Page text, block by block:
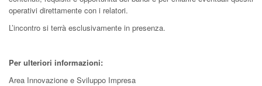
operativi direttamente con i relatori.
L’incontro si terrà esclusivamente in presenza.
Per ulteriori informazioni:
Area Innovazione e Sviluppo Impresa